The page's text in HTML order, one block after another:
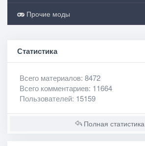
Прочие моды
Статистика
Всего материалов: 8472
Всего комментариев: 11664
Пользователей: 15159
Полная статистика